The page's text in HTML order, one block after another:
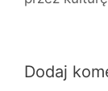
Dodaj